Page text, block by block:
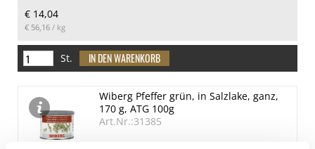
€ 14,04
€ 56,16 / kg
St.
Wiberg Pfeffer grün, in Salzlake, ganz,
170 g, ATG 100g
Art.Nr.:31385